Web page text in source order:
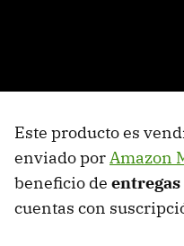
Este producto es
enviado porAmazon
beneficio de
cuentas con